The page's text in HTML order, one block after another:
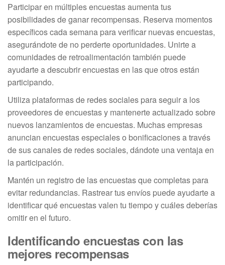
Participar en múltiples encuestas aumenta tus
posibilidades de ganar recompensas. Reserva momentos
específicos cada semana para verificar nuevas encuestas,
asegurándote de no perderte oportunidades. Unirte a
comunidades de retroalimentación también puede
ayudarte a descubrir encuestas en las que otros están
participando.
Utiliza plataformas de redes sociales para seguir a los
proveedores de encuestas y mantenerte actualizado sobre
nuevos lanzamientos de encuestas. Muchas empresas
anuncian encuestas especiales o bonificaciones a través
de sus canales de redes sociales, dándote una ventaja en
la participación.
Mantén un registro de las encuestas que completas para
evitar redundancias. Rastrear tus envíos puede ayudarte a
identificar qué encuestas valen tu tiempo y cuáles deberías
omitir en el futuro.
Identificando encuestas con las
mejores recompensas